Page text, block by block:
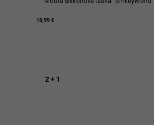
16,99 €
2 + 1